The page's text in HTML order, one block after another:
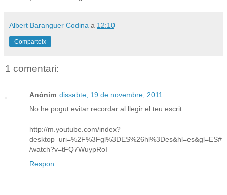
Albert Baranguer Codina a 12:10
Comparteix
1 comentari:
Anònim dissabte, 19 de novembre, 2011
No he pogut evitar recordar al llegir el teu escrit...
http://m.youtube.com/index?
desktop_uri=%2F%3Fgl%3DES%26hl%3Des&hl=es&gl=ES#
/watch?v=tFQ7WuypRoI
Respon